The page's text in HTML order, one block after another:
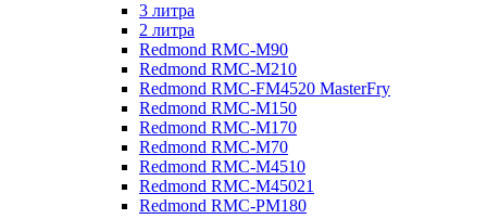
3 литра
2 литра
Redmond RMC-M90
Redmond RMC-M210
Redmond RMC-FM4520 MasterFry
Redmond RMC-M150
Redmond RMC-M170
Redmond RMC-M70
Redmond RMC-M4510
Redmond RMC-M45021
Redmond RMC-PM180